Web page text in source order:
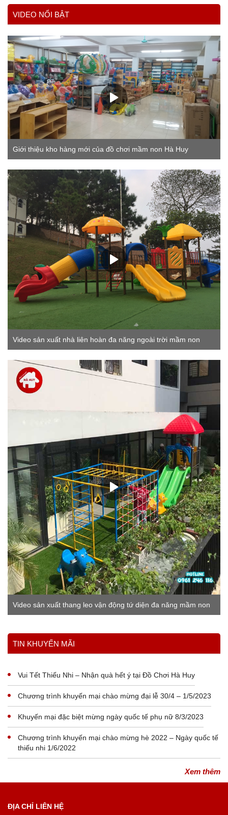
VIDEO NỔI BẬT
Giới thiệu kho hàng mới của đồ chơi mầm non Hà Huy
Video sản xuất nhà liên hoàn đa năng ngoài trời mầm non
Video sản xuất thang leo vận động tứ diện đa năng mầm non
Xem thêm
TIN KHUYẾN MÃI
Vui Tết Thiếu Nhi – Nhận quà hết ý tại Đồ Chơi Hà Huy
Chương trình khuyến mại chào mừng đại lễ 30/4 – 1/5/2023
Khuyến mại đặc biệt mừng ngày quốc tế phụ nữ 8/3/2023
Chương trình khuyến mại chào mừng hè 2022 – Ngày quốc tế
thiếu nhi 1/6/2022
Xem thêm
ĐỊA CHỈ LIÊN HỆ